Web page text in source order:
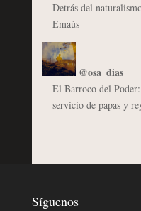
Detrás del
Emaús
@osa_dias
El Barroco del
servicio de papas y
Síguenos